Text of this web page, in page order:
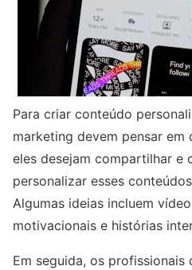
Para criar conteúdo
marketing devem pensar
eles desejam compartilhar e
personalizar esses
Algumas ideias incluem
motivacionais e histórias
Em seguida, os profissionais